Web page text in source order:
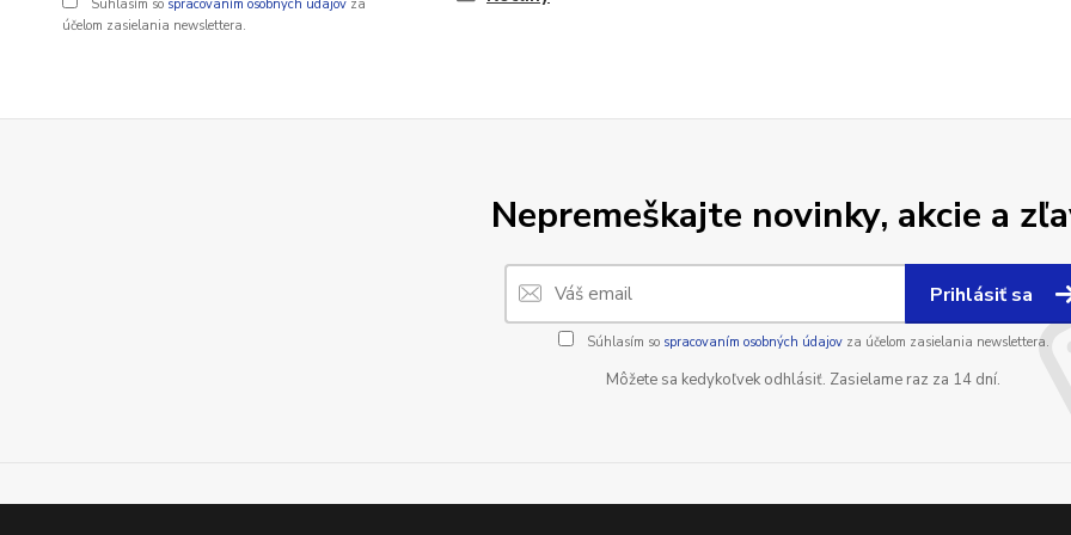
Súhlasím so spracovaním osobných údajov za
účelom zasielania newslettera.
Nepremeškajte novinky, akcie a
Prihlásiť sa
Súhlasím so spracovaním osobných údajovza účelom zasielania newslettera.
Môžete sa kedykoľvek odhlásiť. Zasielame raz za 14 dní.